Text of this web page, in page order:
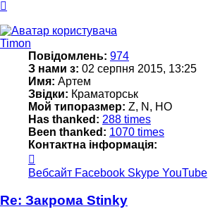
Timon
Повідомлень: 974
З нами з: 02 серпня 2015, 13:25
Имя: Артем
Звідки: Краматорськ
Мой типоразмер: Z, N, HO
Has thanked: 288 times
Been thanked: 1070 times
Контактна інформація:
інформація
користувача
Вебсайт Facebook Skype YouTube
Re: Закрома Stinky